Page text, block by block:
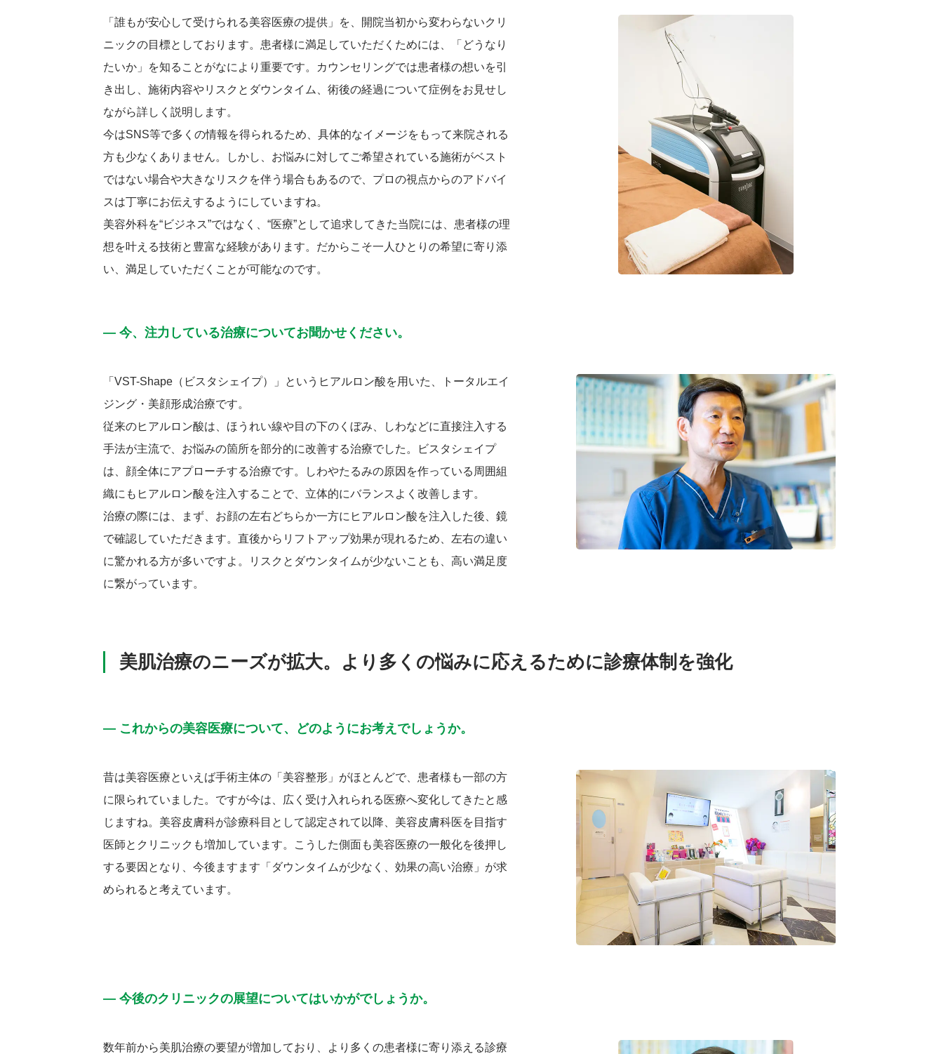
「誰もが安心して受けられる美容医療の提供」を、開院当初から変わらないクリ
ニックの目標としております。患者様に満足していただくためには、「どうなり
たいか」を知ることがなにより重要です。カウンセリングでは患者様の想いを引
き出し、施術内容やリスクとダウンタイム、術後の経過について症例をお見せし
ながら詳しく説明します。
今はSNS等で多くの情報を得られるため、具体的なイメージをもって来院される
方も少なくありません。しかし、お悩みに対してご希望されている施術がベスト
ではない場合や大きなリスクを伴う場合もあるので、プロの視点からのアドバイ
スは丁寧にお伝えするようにしていますね。
美容外科を“ビジネス”ではなく、“医療”として追求してきた当院には、患者様の理
想を叶える技術と豊富な経験があります。だからこそ一人ひとりの希望に寄り添
い、満足していただくことが可能なのです。
― 今、注力している治療についてお聞かせください。
「VST-Shape（ビスタシェイプ）」というヒアルロン酸を用いた、トータルエイ
ジング・美顔形成治療です。
従来のヒアルロン酸は、ほうれい線や目の下のくぼみ、しわなどに直接注入する
手法が主流で、お悩みの箇所を部分的に改善する治療でした。ビスタシェイプ
は、顔全体にアプローチする治療です。しわやたるみの原因を作っている周囲組
織にもヒアルロン酸を注入することで、立体的にバランスよく改善します。
治療の際には、まず、お顔の左右どちらか一方にヒアルロン酸を注入した後、鏡
で確認していただきます。直後からリフトアップ効果が現れるため、左右の違い
に驚かれる方が多いですよ。リスクとダウンタイムが少ないことも、高い満足度
に繋がっています。
美肌治療のニーズが拡大。より多くの悩みに応えるために診療体制を強化
― これからの美容医療について、どのようにお考えでしょうか。
昔は美容医療といえば手術主体の「美容整形」がほとんどで、患者様も一部の方
に限られていました。ですが今は、広く受け入れられる医療へ変化してきたと感
じますね。美容皮膚科が診療科目として認定されて以降、美容皮膚科医を目指す
医師とクリニックも増加しています。こうした側面も美容医療の一般化を後押し
する要因となり、今後ますます「ダウンタイムが少なく、効果の高い治療」が求
められると考えています。
― 今後のクリニックの展望についてはいかがでしょうか。
数年前から美肌治療の要望が増加しており、より多くの患者様に寄り添える診療